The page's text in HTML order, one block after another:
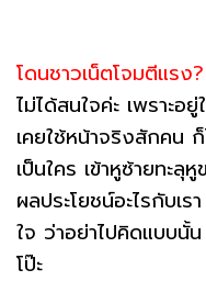
โดนชาวเน็ตโจมตีแรง?
ไม่ได้สนใจค่ะ เพราะ
เคยใช้หน้าจริงสักคน ก็
เป็นใคร เข้าหูซ้ายทะลุ
ผลประโยชน์อะไรกับเ
ใจ ว่าอย่าไปคิดแบบนั้
โป๊ะ